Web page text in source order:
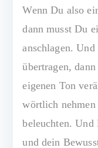
Wenn Du also
dann musst Du
anschlagen.
übertragen,
eigenen Ton
wörtlich
beleuchten. Und
und dein